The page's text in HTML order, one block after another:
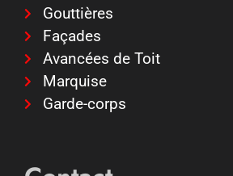
Gouttières
Façades
Avancées de Toit
Marquise
Garde-corps